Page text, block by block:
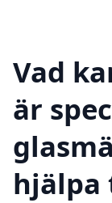
Vad
är
hjälpa